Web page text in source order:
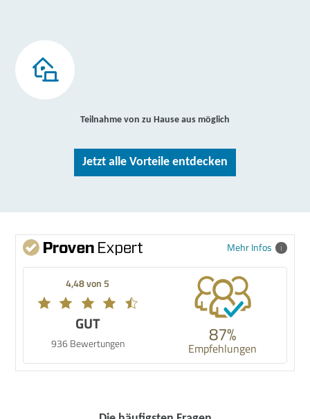
Teilnahme von zu Hause aus möglich
Jetzt alle Vorteile entdecken
Mehr Infos
4,48 von 5
GUT
936 Bewertungen 87%
Empfehlungen